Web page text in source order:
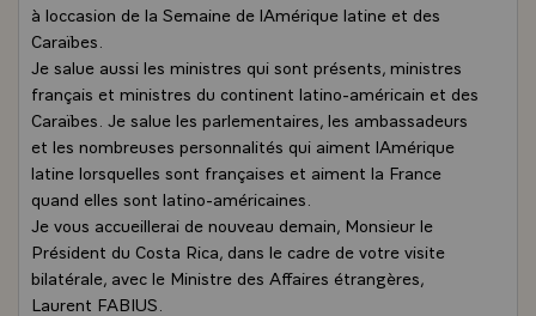
à loccasion de la Semaine de lAmérique latine et des
Caraïbes.
Je salue aussi les ministres qui sont présents, ministres
français et ministres du continent latino-américain et des
Caraïbes. Je salue les parlementaires, les ambassadeurs
et les nombreuses personnalités qui aiment lAmérique
latine lorsquelles sont françaises et aiment la France
quand elles sont latino-américaines.
Je vous accueillerai de nouveau demain, Monsieur le
Président du Costa Rica, dans le cadre de votre visite
bilatérale, avec le Ministre des Affaires étrangères,
Laurent FABIUS.